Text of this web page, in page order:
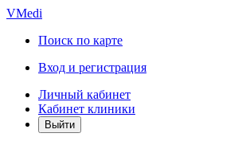
VMedi
Поиск по карте
Вход и регистрация
Личный кабинет
Кабинет клиники